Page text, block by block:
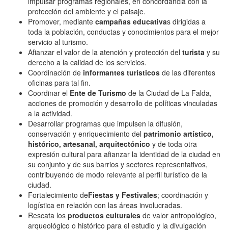
protección del ambiente y el paisaje.
Promover, mediante campañas educativas dirigidas a
toda la población, conductas y conocimientos para el mejor
servicio al turismo.
Afianzar el valor de la atención y protección del turista y su
derecho a la calidad de los servicios.
Coordinación de informantes turísticos de las diferentes
oficinas para tal fin.
Coordinar el Ente de Turismo de la Ciudad de La Falda,
acciones de promoción y desarrollo de políticas vinculadas
a la actividad.
Desarrollar programas que impulsen la difusión,
conservación y enriquecimiento del patrimonio artístico,
histórico, artesanal, arquitectónico y de toda otra
expresión cultural para afianzar la identidad de la ciudad en
su conjunto y de sus barrios y sectores representativos,
contribuyendo de modo relevante al perfil turístico de la
ciudad.
Fortalecimiento deFiestas y Festivales; coordinación y
logística en relación con las áreas involucradas.
Rescata los productos culturales de valor antropológico,
arqueológico o histórico para el estudio y la divulgación